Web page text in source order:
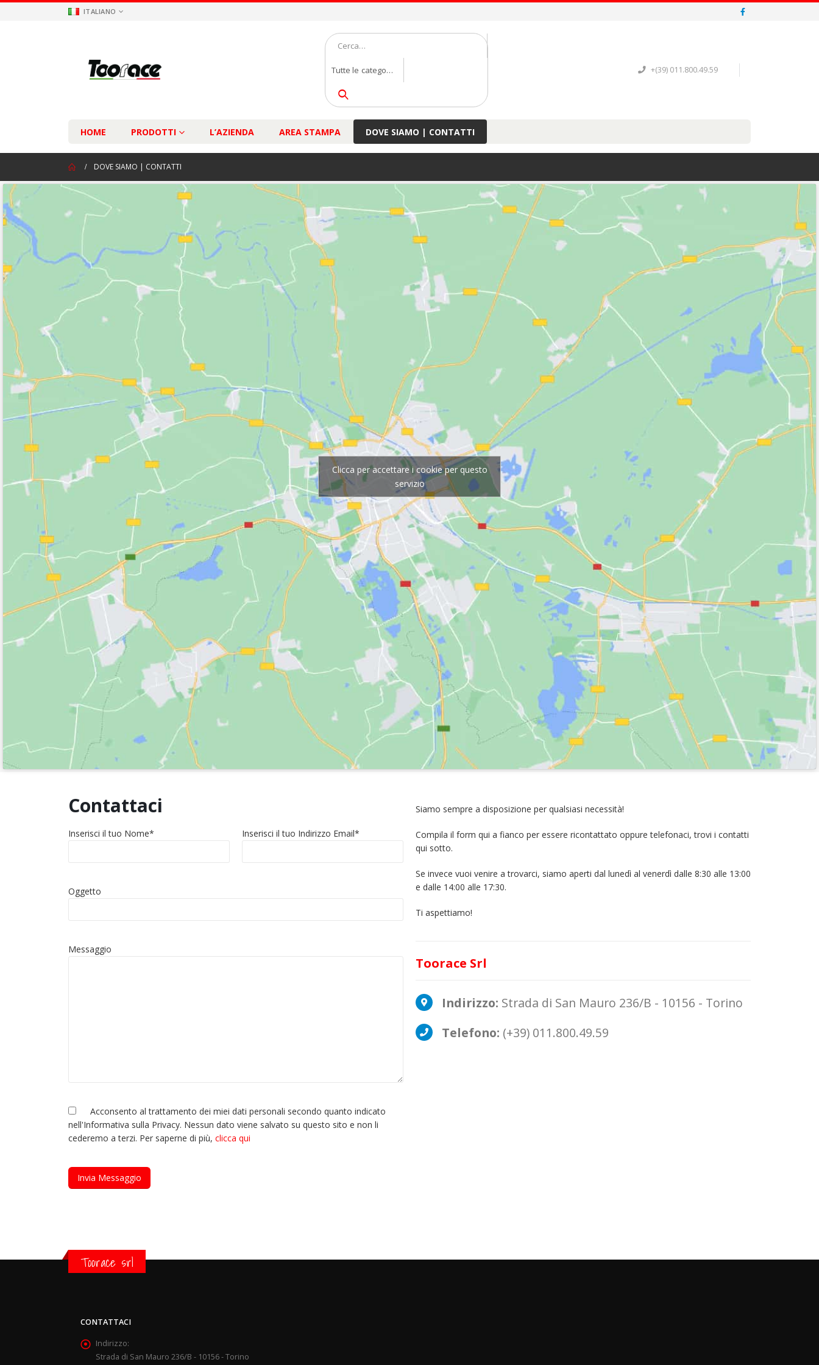
ITALIANO
Tutte le categorie +(39) 011.800.49.59
HOME PRODOTTI L’AZIENDA AREA STAMPA DOVE SIAMO | CONTATTI
DOVE SIAMO | CONTATTI
Clicca per accettare i cookie per questo
servizio
Contattaci
Inserisci il tuo Nome* Inserisci il tuo Indirizzo Email*
Oggetto
Messaggio
Acconsento al trattamento dei miei dati personali secondo quanto indicato
nell'Informativa sulla Privacy. Nessun dato viene salvato su questo sito e non li
cederemo a terzi. Per saperne di più, clicca qui
Siamo sempre a disposizione per qualsiasi necessità!
Compila il form qui a fianco per essere ricontattato oppure telefonaci, trovi i contatti
qui sotto.
Se invece vuoi venire a trovarci, siamo aperti dal lunedì al venerdì dalle 8:30 alle 13:00
e dalle 14:00 alle 17:30.
Ti aspettiamo!
Toorace Srl
Indirizzo: Strada di San Mauro 236/B - 10156 - Torino
Telefono: (+39) 011.800.49.59
Toorace srl
CONTATTACI
Indirizzo:
Strada di San Mauro 236/B - 10156 - Torino